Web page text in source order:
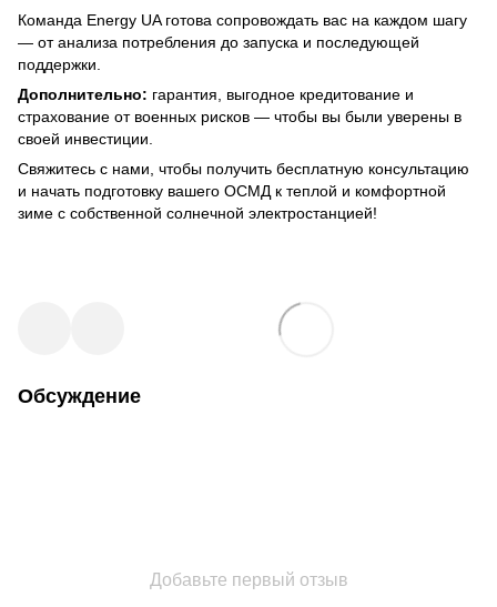
Команда Energy UA готова сопровождать вас на каждом шагу
— от анализа потребления до запуска и последующей
поддержки.
Дополнительно: гарантия, выгодное кредитование и
страхование от военных рисков — чтобы вы были уверены в
своей инвестиции.
Свяжитесь с нами, чтобы получить бесплатную консультацию
и начать подготовку вашего ОСМД к теплой и комфортной
зиме с собственной солнечной электростанцией!
Обсуждение
Добавьте первый отзыв